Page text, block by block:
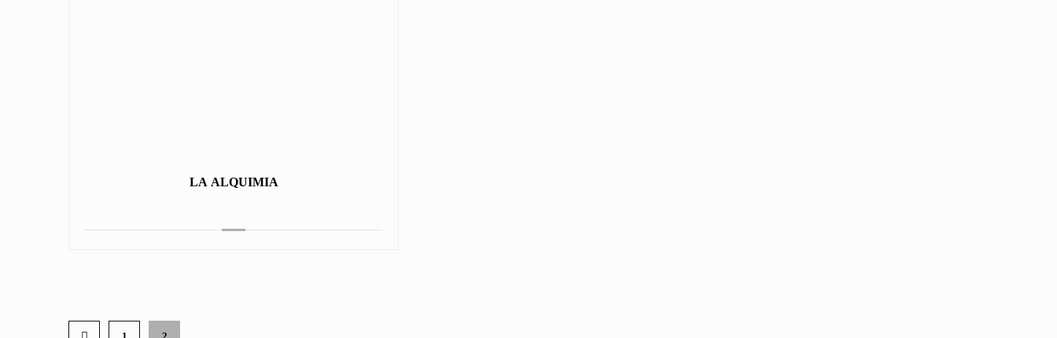
LA ALQUIMIA